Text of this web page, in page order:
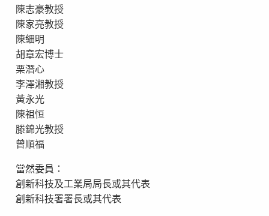
陳志豪教授
陳家亮教授
陳細明
胡章宏博士
栗潛心
李澤湘教授
黃永光
陳祖恒
滕錦光教授
曾順福
當然委員：
創新科技及工業局局長或其代表
創新科技署署長或其代表